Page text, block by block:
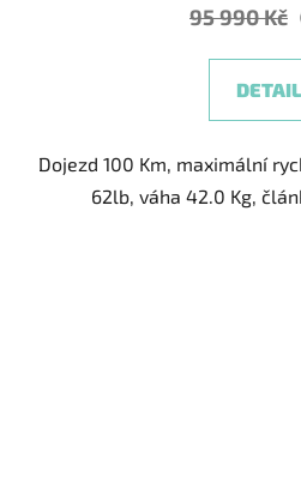
95 990 Kč
DETAIL
Dojezd 100 Km, maximální
62lb, váha 42.0 Kg,